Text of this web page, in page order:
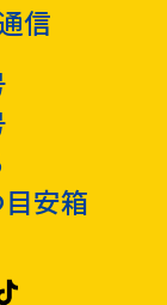
信
安箱